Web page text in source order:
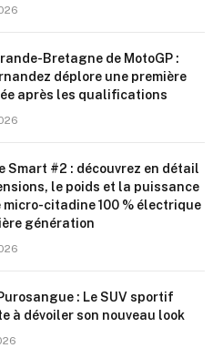
Bretagne de MotoGP :
déplore une première
après les qualifications
Smart #2 : découvrez en détail
le poids et la puissance
micro-citadine 100 % électrique
génération
: Le SUV sportif
à dévoiler son nouveau look